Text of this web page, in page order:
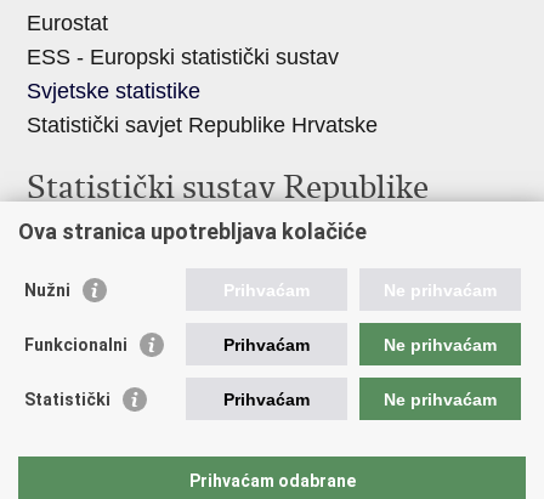
Eurostat
ESS - Europski statistički sustav
Svjetske statistike
Statistički savjet Republike Hrvatske
Statistički sustav Republike
Hrvatske
Odbor za sustav službene statistike RH
Hrvatska narodna banka
Ministarstvo zaštite okoliša i zelene tranzicije
Hrvatski zavod za javno zdravstvo
Ministarstvo poljoprivrede, šumarstva i ribarstva
Ova stranica upotrebljava kolačiće
Nužni Prihvaćam Ne prihvaćam
Funkcionalni Prihvaćam Ne prihvaćam
Statistički Prihvaćam Ne prihvaćam
Prihvaćam odabrane